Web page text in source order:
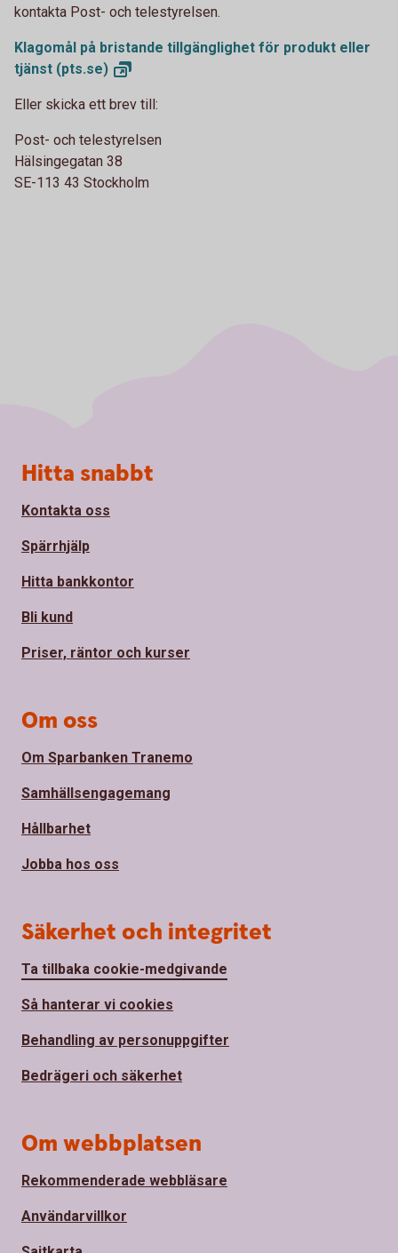
kontakta Post- och telestyrelsen.
Klagomål på bristande tillgänglighet för produkt eller
tjänst (pts.se)
Eller skicka ett brev till:
Post- och telestyrelsen
Hälsingegatan 38
SE-113 43 Stockholm
Sidfot
Hitta snabbt
Kontakta oss
Spärrhjälp
Hitta bankkontor
Bli kund
Priser, räntor och kurser
Om oss
Om Sparbanken Tranemo
Samhällsengagemang
Hållbarhet
Jobba hos oss
Säkerhet och integritet
Ta tillbaka cookie-medgivande
Så hanterar vi cookies
Behandling av personuppgifter
Bedrägeri och säkerhet
Om webbplatsen
Rekommenderade webbläsare
Användarvillkor